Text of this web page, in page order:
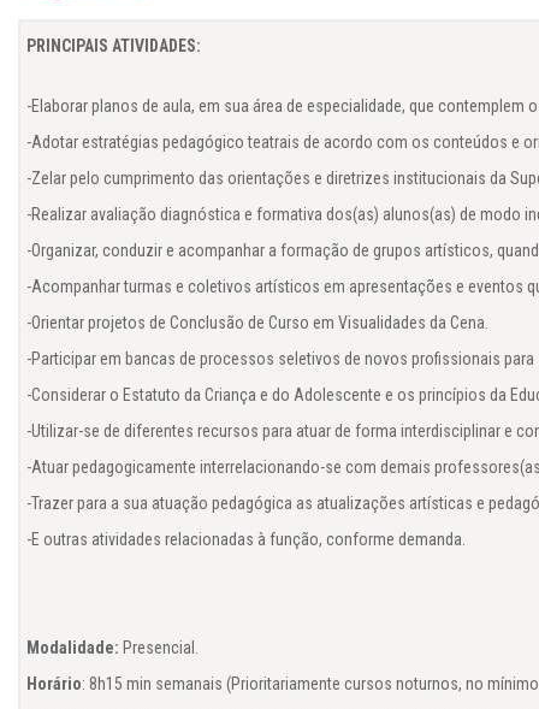
PRINCIPAIS ATIVIDADES:
-Elaborar planos de aula, em sua área de especialidade, que
-Adotar estratégias pedagógico teatrais de acordo com os conteúdos e
-Zelar pelo cumprimento das orientações e diretrizes institucionais da
-Realizar avaliação diagnóstica e formativa dos(as) alunos(as) de modo
-Organizar, conduzir e acompanhar a formação de grupos artísticos,
-Acompanhar turmas e coletivos artísticos em apresentações e eventos
-Orientar projetos de Conclusão de Curso em Visualidades da Cena.
-Participar em bancas de processos seletivos de novos profissionais para
-Considerar o Estatuto da Criança e do Adolescente e os princípios da
-Utilizar-se de diferentes recursos para atuar de forma interdisciplinar e
-Atuar pedagogicamente interrelacionando-se com demais
-Trazer para a sua atuação pedagógica as atualizações artísticas e
-E outras atividades relacionadas à função, conforme demanda.
Modalidade:
Horário